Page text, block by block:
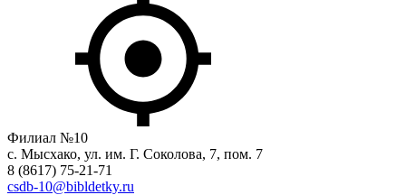
Филиал №10
с. Мысхако, ул. им. Г. Соколова, 7, пом. 7
8 (8617) 75-21-71
csdb-10@bibldetky.ru